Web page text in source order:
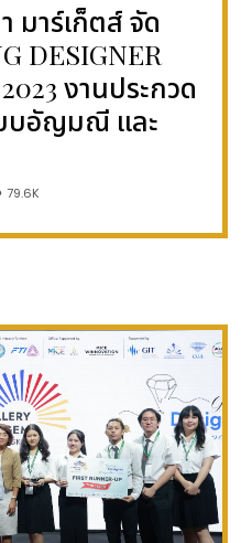
มาร์เก็ตส์ จัด
DESIGNER
งานประกวด
บอัญมณี และ
79.6K